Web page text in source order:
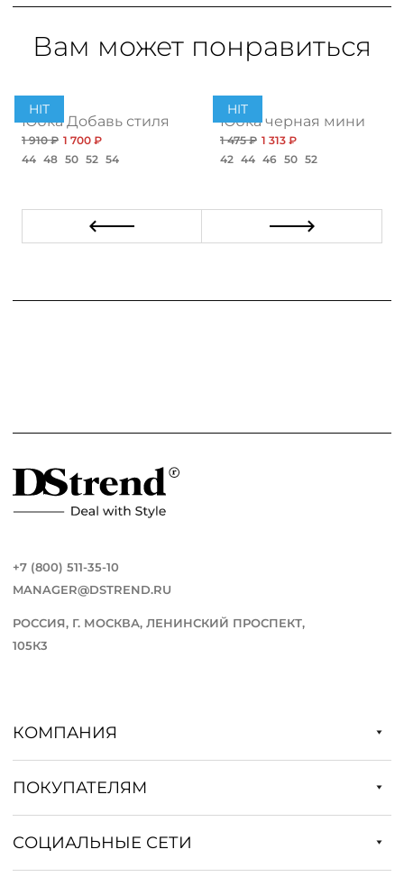
Вам может понравиться
с разрезом
HIT
Юбка Добавь стиля
1 910 ₽ 1 700 ₽
44 48 50 52 54
HIT
Юбка черная мини
1 475 ₽ 1 313 ₽
42 44 46 50 52
+7 (800) 511-35-10
MANAGER@DSTREND.RU
РОССИЯ, Г. МОСКВА, ЛЕНИНСКИЙ ПРОСПЕКТ,
105К3
КОМПАНИЯ
ПОКУПАТЕЛЯМ
СОЦИАЛЬНЫЕ СЕТИ